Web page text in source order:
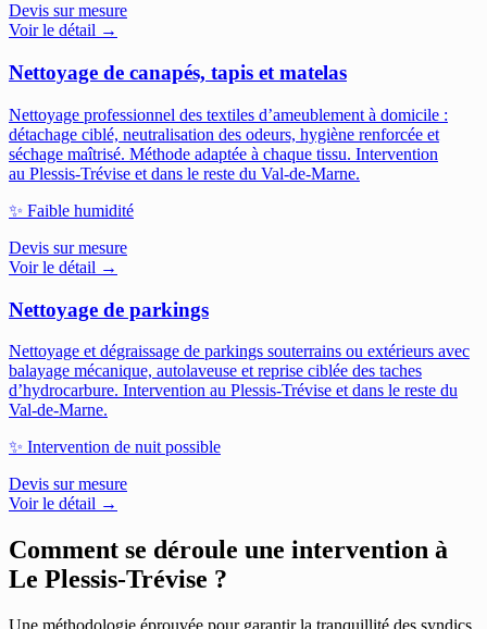
Devis sur mesure
Voir le détail →
Nettoyage de canapés, tapis et matelas
Nettoyage professionnel des textiles d’ameublement à domicile :
détachage ciblé, neutralisation des odeurs, hygiène renforcée et
séchage maîtrisé. Méthode adaptée à chaque tissu. Intervention
au Plessis-Trévise et dans le reste du Val-de-Marne.
✨ Faible humidité
Devis sur mesure
Voir le détail →
Nettoyage de parkings
Nettoyage et dégraissage de parkings souterrains ou extérieurs avec
balayage mécanique, autolaveuse et reprise ciblée des taches
d’hydrocarbure. Intervention au Plessis-Trévise et dans le reste du
Val-de-Marne.
✨ Intervention de nuit possible
Devis sur mesure
Voir le détail →
Comment se déroule une intervention à
Le Plessis-Trévise ?